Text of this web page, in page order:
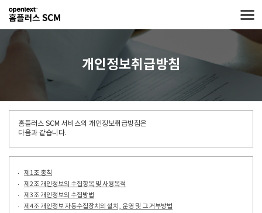
개인정보취급방침
홈플러스 SCM 서비스의 개인정보취급방침은
다음과 같습니다.
제1조 총칙
제2조 개인정보의 수집항목 및 사용목적
제3조 개인정보의 수집방법
제4조 개인정보 자동수집장치의 설치, 운영 및 그 거부방법